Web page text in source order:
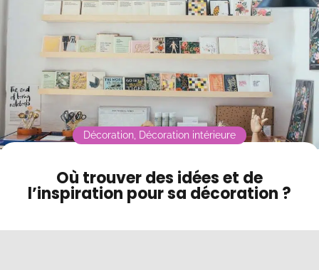
Contact
Mode sombre
Où trouver des idées et de
l’inspiration pour sa décoration ?
Décoration Décoration intérieure